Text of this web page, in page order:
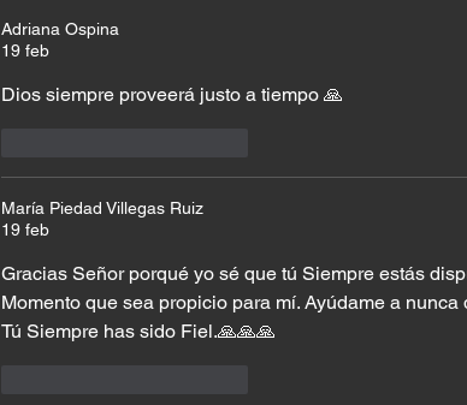
Adriana Ospina
19 feb
Dios siempre proveerá justo a tiempo 🙏
María Piedad Villegas Ruiz
19 feb
Gracias Señor porqué yo sé que tú Siempre estás
Momento que sea propicio para mí. Ayúdame a
Tú Siempre has sido Fiel.🙏🙏🙏